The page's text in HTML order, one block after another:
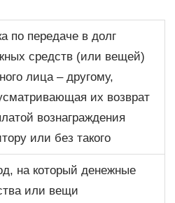
по передаче в долг
средств (или вещей)
лица – другому,
их возврат
вознаграждения
или без такого
на который денежные
или вещи